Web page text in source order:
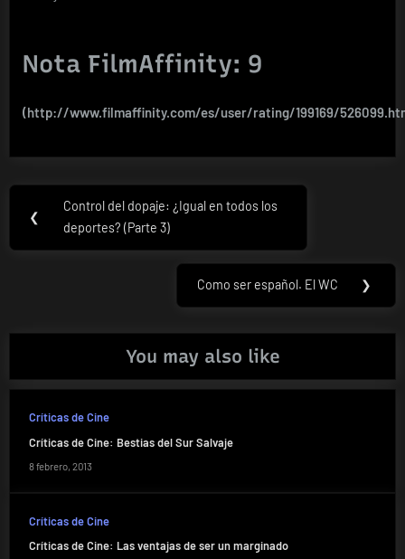
Nota FilmAffinity: 9
(http://www.filmaffinity.com/es/user/rating/199169/
Navegación
de
❮
Previous
Post:
Control del dopaje: ¿Igual en todos los
deportes? (Parte 3)
Next
Como ser español. El WC ❯
You may also like
Críticas de Cine
Críticas de Cine: Bestias del Sur Salvaje
8 febrero, 2013
Críticas de Cine
Críticas de Cine: Las ventajas de ser un marginado